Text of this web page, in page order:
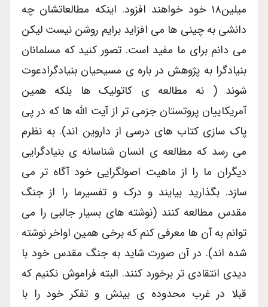
میلین۱۸ خود خواهند افزود. اینکه مطالعاتشان چه
دانشی به چینی ها می افزاید برایم روشن نیست لیکن
می دانم برای ما مفید است. تصور کنید که مسلمانان
بنیادگرا به پژوهش در باره ی مسیحیان بنیادگرادعوت
شوند ( نه مطالعه ی کاتولیک ها بلکه همین
آمریکاییان پروتستان جزمی تر از آیت الله ها که در پی
پاک سازی کتاب های درسی از داروین اند). به نظرم
می رسد که مطالعه ی انسان شناسانه ی بنیادگرایی
دیگران ما را از ماهیت اصولگرایی خود آگاه تر می
سازد. بگذارید بیایند و درک و تفسیرما را از جنگ
مقدس مطالعه کنند (نوشته های بسیار جالبی را می
توانم به آن ها معرفی کنم که برخی همین اواخر نوشته
شده اند). در آن صورت شاید به جنگ مقدس خود با
دیدی انتقادی تر برخورد کنند. البته فراموش نکنیم که
قبلا در غرب محدوده ی بینش و تفکر خود را با